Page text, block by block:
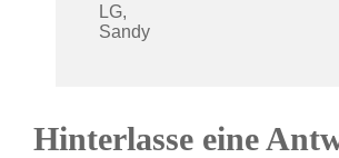
LG,
Sandy
Hinterlasse eine